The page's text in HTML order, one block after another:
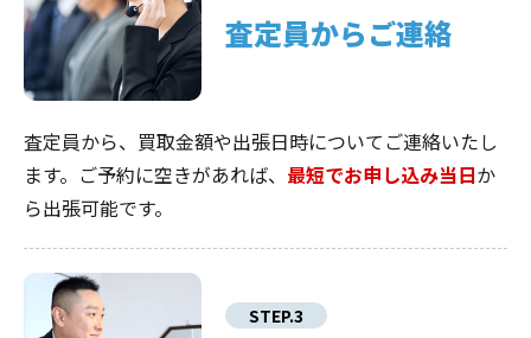
査定員からご連絡
査定員から、買取金額や出張日時についてご連絡いたし
ます。ご予約に空きがあれば、 最短でお申し込み当日か
ら出張可能です。
STEP.3